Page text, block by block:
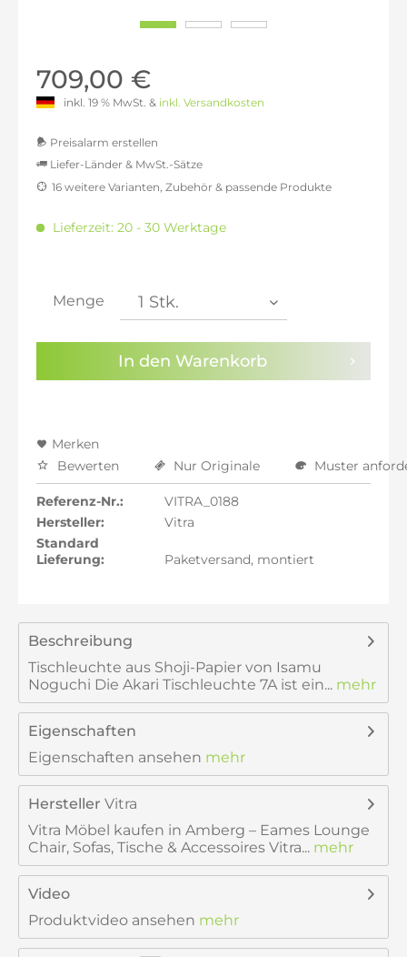
709,00 €
inkl. 19 % MwSt. & inkl. Versandkosten
Preisalarm erstellen
Sie haben dieDatenschutzbestimmungenzur
Kenntnis genommen.
Liefer-Länder & MwSt.-Sätze
inkl. 16% MwSt.: 691,13 €
inkl. 21% MwSt.: 720,92 €
inkl. 22% MwSt.: 726,87 €
16 weitere Varianten, Zubehör & passende Produkte
Lieferzeit: 20 - 30 Werktage
Menge
In den Warenkorb
Merken
Bewerten
Nur Originale Muster
Referenz-Nr.:
VITRA_0188
Hersteller:
Vitra
Standard
Lieferung:
Paketversand, montiert
Beschreibung
Tischleuchte aus Shoji-Papier von Isamu
Noguchi Die Akari Tischleuchte 7A ist ein... mehr
Eigenschaften
Eigenschaften ansehen mehr
Hersteller Vitra
Vitra Möbel kaufen in Amberg – Eames Lounge
Chair, Sofas, Tische & Accessoires Vitra... mehr
Video
Produktvideo ansehen mehr